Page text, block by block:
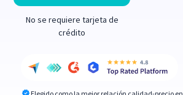
No se requiere tarjeta de
crédito